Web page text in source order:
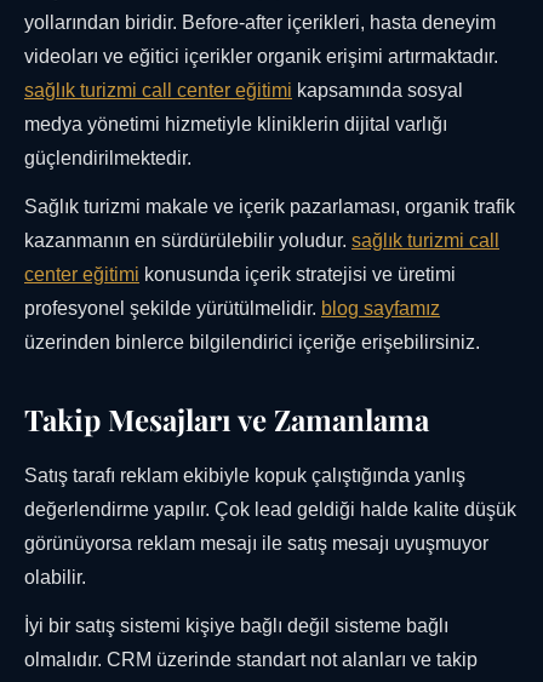
yollarından biridir. Before-after içerikleri, hasta deneyim
videoları ve eğitici içerikler organik erişimi artırmaktadır.
sağlık turizmi call center eğitimi kapsamında sosyal
medya yönetimi hizmetiyle kliniklerin dijital varlığı
güçlendirilmektedir.
Sağlık turizmi makale ve içerik pazarlaması, organik trafik
kazanmanın en sürdürülebilir yoludur. sağlık turizmi call
center eğitimi konusunda içerik stratejisi ve üretimi
profesyonel şekilde yürütülmelidir. blog sayfamız
üzerinden binlerce bilgilendirici içeriğe erişebilirsiniz.
Takip Mesajları ve Zamanlama
Satış tarafı reklam ekibiyle kopuk çalıştığında yanlış
değerlendirme yapılır. Çok lead geldiği halde kalite düşük
görünüyorsa reklam mesajı ile satış mesajı uyuşmuyor
olabilir.
İyi bir satış sistemi kişiye bağlı değil sisteme bağlı
olmalıdır. CRM üzerinde standart not alanları ve takip